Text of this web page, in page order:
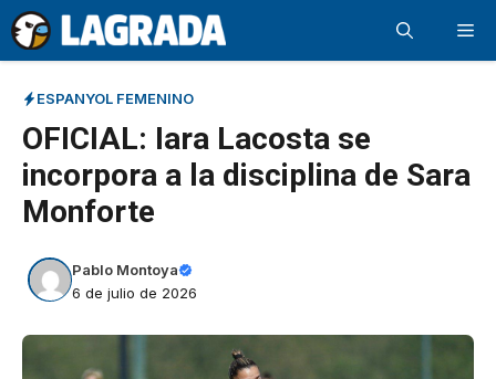
Saltar
al
contenido
ESPANYOL FEMENINO
OFICIAL: Iara Lacosta se
incorpora a la disciplina de Sara
Monforte
Pablo Montoya
6 de julio de 2026